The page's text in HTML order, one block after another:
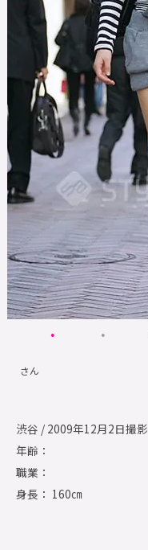
さん
渋谷 / 2009年12月2日撮影
年齢：
職業：
身長： 160㎝